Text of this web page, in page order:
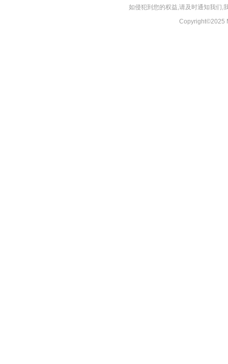
如侵犯到您的权益,请及时通知我们,
Copyright©2025